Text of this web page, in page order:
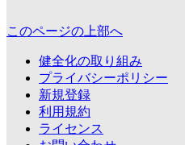
このページの上部へ
健全化の取り組み
プライバシーポリシー
新規登録
利用規約
ライセンス